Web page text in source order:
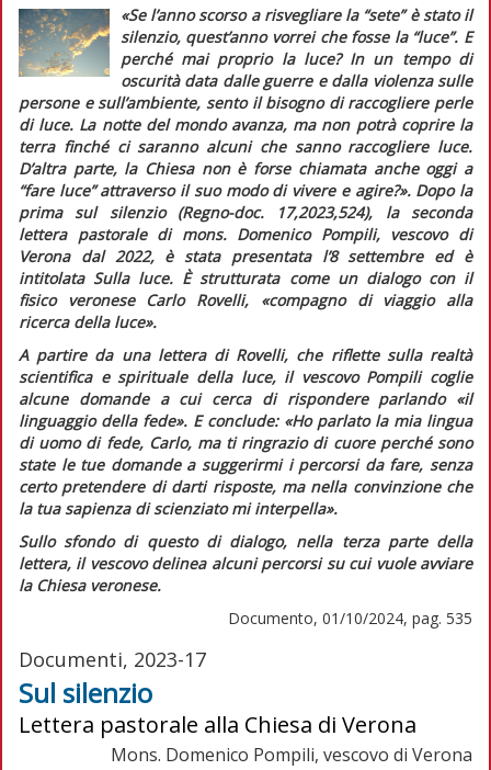
«Se l’anno scorso a risvegliare la “sete” è stato il
silenzio, quest’anno vorrei che fosse la “luce”. E
perché mai proprio la luce? In un tempo di
oscurità data dalle guerre e dalla violenza sulle
persone e sull’ambiente, sento il bisogno di raccogliere perle
di luce. La notte del mondo avanza, ma non potrà coprire la
terra finché ci saranno alcuni che sanno raccogliere luce.
D’altra parte, la Chiesa non è forse chiamata anche oggi a
“fare luce” attraverso il suo modo di vivere e agire?». Dopo la
prima sul silenzio (Regno-doc.
17,2023,524), la seconda
lettera pastorale di mons. Domenico Pompili, vescovo di
Verona dal 2022, è stata presentata l’8 settembre ed è
intitolata Sulla luce. È strutturata come un dialogo con il
fisico veronese Carlo Rovelli, «compagno di viaggio alla
ricerca della luce».
A partire da una lettera di Rovelli, che riflette sulla realtà
scientifica e spirituale della luce, il vescovo Pompili coglie
alcune domande a cui cerca di rispondere parlando «il
linguaggio della fede». E conclude: «Ho parlato la mia lingua
di uomo di fede, Carlo, ma ti ringrazio di cuore perché sono
state le tue domande a suggerirmi i percorsi da fare, senza
certo pretendere di darti risposte, ma nella convinzione che
la tua sapienza di scienziato mi interpella».
Sullo sfondo di questo di dialogo, nella terza parte della
lettera, il vescovo delinea alcuni percorsi su cui vuole avviare
la Chiesa veronese.
Documento, 01/10/2024, pag. 535
Documenti, 2023-17
Sul silenzio
Lettera pastorale alla Chiesa di Verona
Mons. Domenico Pompili, vescovo di Verona